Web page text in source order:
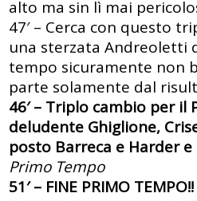
alto ma sin lì mai
47′ – Cerca con questo
una sterzata Andreoletti
tempo sicuramente non
parte solamente dal
46′ – Triplo cambio per il
deludente Ghiglione,
posto Barreca e Harder e
Primo Tempo
51′ – FINE PRIMO